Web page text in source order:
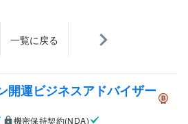
一覧に戻る
開運ビジネスアドバイザー
機密保持契約(NDA)